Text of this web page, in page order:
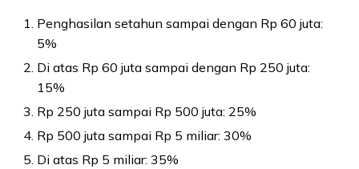
Penghasilan setahun sampai dengan Rp 60 juta:
5%
Di atas Rp 60 juta sampai dengan Rp 250 juta:
15%
Rp 250 juta sampai Rp 500 juta: 25%
Rp 500 juta sampai Rp 5 miliar: 30%
Di atas Rp 5 miliar: 35%